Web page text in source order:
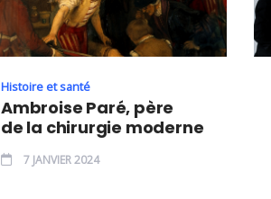
Histoire et santé
Ambroise Paré, père
de la chirurgie moderne
7 JANVIER 2024